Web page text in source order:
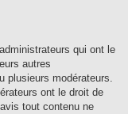
qui ont le
autres
plusieurs modérateurs.
ont le droit de
tout contenu ne